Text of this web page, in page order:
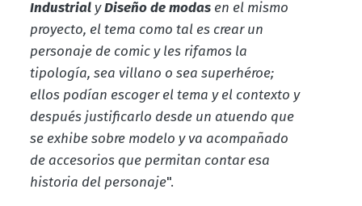
IndustrialyDiseño de modasen el mismo
proyecto, el tema como tal es crear un
personaje de comic y les rifamos la
tipología, sea villano o sea superhéroe;
ellos podían escoger el tema y el contexto y
después justificarlo desde un atuendo que
se exhibe sobre modelo y va acompañado
de accesorios que permitan contar esa
historia del personaje".